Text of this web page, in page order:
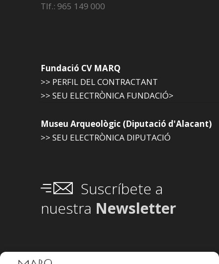
Tlf.: 965 149 000
Fundació CV MARQ
>> PERFIL DEL CONTRACTANT
>> SEU ELECTRÒNICA FUNDACIÓ>
Museu Arqueològic (Diputació d'Alacant)
>> SEU ELECTRÒNICA DIPUTACIÓ
Suscríbete a
nuestra Newsletter